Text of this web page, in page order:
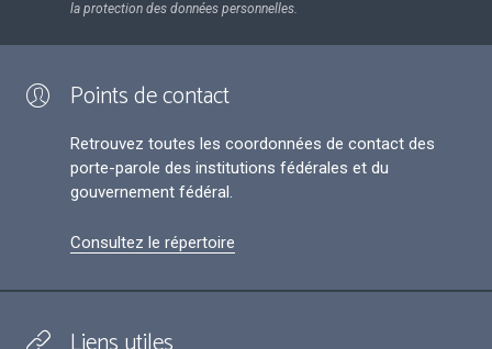
la protection des données personnelles.
Points de contact
Retrouvez toutes les coordonnées de contact des
porte-parole des institutions fédérales et du
gouvernement fédéral.
Consultez le répertoire